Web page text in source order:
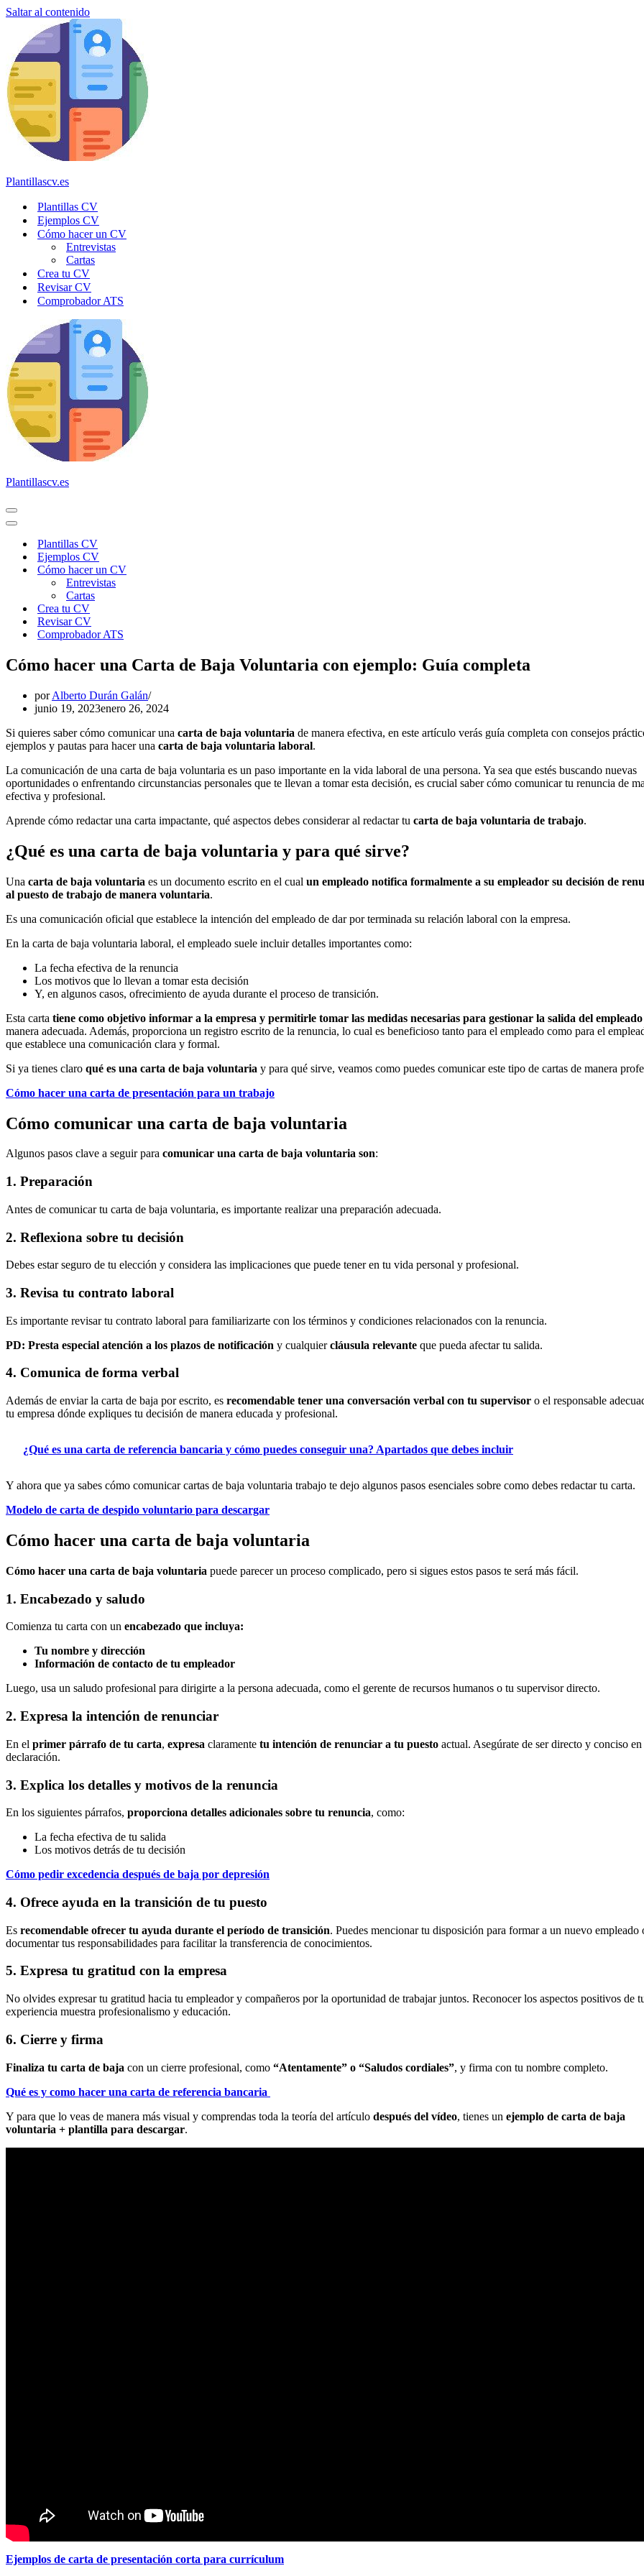
Saltar al contenido
Plantillascv.es
Plantillas CV
Ejemplos CV
Cómo hacer un CV
Entrevistas
Cartas
Crea tu CV
Revisar CV
Comprobador ATS
Plantillascv.es
Menú
de
Menú
navegaciónPlantillas CV
Ejemplos CV
Cómo hacer un CV
Entrevistas
Cartas
Crea tu CV
Revisar CV
Comprobador ATS
Cómo hacer una Carta de Baja Voluntaria con ejemplo: Guía completa
porAlberto Durán Galán
junio 19, 2023enero 26, 2024
Si quieres saber cómo comunicar una carta de baja voluntaria de manera efectiva, en este artículo verás guía completa con consejos
ejemplos y pautas para hacer una carta de baja voluntaria laboral.
La comunicación de una carta de baja voluntaria es un paso importante en la vida laboral de una persona. Ya sea que estés buscando nuevas
oportunidades o enfrentando circunstancias personales que te llevan a tomar esta decisión, es crucial saber cómo comunicar tu renuncia de
efectiva y profesional.
Aprende cómo redactar una carta impactante, qué aspectos debes considerar al redactar tu carta de baja voluntaria de trabajo.
¿Qué es una carta de baja voluntaria y para qué sirve?
Una carta de baja voluntaria es un documento escrito en el cual un empleado notifica formalmente a su empleador su decisión de
al puesto de trabajo de manera voluntaria.
Es una comunicación oficial que establece la intención del empleado de dar por terminada su relación laboral con la empresa.
En la carta de baja voluntaria laboral, el empleado suele incluir detalles importantes como:
La fecha efectiva de la renuncia
Los motivos que lo llevan a tomar esta decisión
Y, en algunos casos, ofrecimiento de ayuda durante el proceso de transición.
Esta carta tiene como objetivo informar a la empresa y permitirle tomar las medidas necesarias para gestionar la salida del empleado
manera adecuada. Además, proporciona un registro escrito de la renuncia, lo cual es beneficioso tanto para el empleado como para el
que establece una comunicación clara y formal.
Si ya tienes claro qué es una carta de baja voluntaria y para qué sirve, veamos como puedes comunicar este tipo de cartas de manera
Cómo hacer una carta de presentación para un trabajo
Cómo comunicar una carta de baja voluntaria
Algunos pasos clave a seguir para comunicar una carta de baja voluntaria son:
1. Preparación
Antes de comunicar tu carta de baja voluntaria, es importante realizar una preparación adecuada.
2. Reflexiona sobre tu decisión
Debes estar seguro de tu elección y considera las implicaciones que puede tener en tu vida personal y profesional.
3. Revisa tu contrato laboral
Es importante revisar tu contrato laboral para familiarizarte con los términos y condiciones relacionados con la renuncia.
PD: Presta especial atención a los plazos de notificación y cualquiercláusula relevante que pueda afectar tu salida.
4. Comunica de forma verbal
Además de enviar la carta de baja por escrito, es recomendable tener una conversación verbal con tu supervisor o el responsable
tu empresa dónde expliques tu decisión de manera educada y profesional.
¿Qué es una carta de referencia bancaria y cómo puedes conseguir una? Apartados que debes incluir
Y ahora que ya sabes cómo comunicar cartas de baja voluntaria trabajo te dejo algunos pasos esenciales sobre como debes redactar tu carta.
Modelo de carta de despido voluntario para descargar
Cómo hacer una carta de baja voluntaria
Cómo hacer una carta de baja voluntaria puede parecer un proceso complicado, pero si sigues estos pasos te será más fácil.
1. Encabezado y saludo
Comienza tu carta con un encabezado que incluya:
Tu nombre y dirección
Información de contacto de tu empleador
Luego, usa un saludo profesional para dirigirte a la persona adecuada, como el gerente de recursos humanos o tu supervisor directo.
2. Expresa la intención de renunciar
En el primer párrafo de tu carta, expresa claramente tu intención de renunciar a tu puesto actual. Asegúrate de ser directo y conciso
declaración.
3. Explica los detalles y motivos de la renuncia
En los siguientes párrafos, proporciona detalles adicionales sobre tu renuncia, como:
La fecha efectiva de tu salida
Los motivos detrás de tu decisión
Cómo pedir excedencia después de baja por depresión
4. Ofrece ayuda en la transición de tu puesto
Es recomendable ofrecer tu ayuda durante el período de transición. Puedes mencionar tu disposición para formar a un nuevo empleado
documentar tus responsabilidades para facilitar la transferencia de conocimientos.
5. Expresa tu gratitud con la empresa
No olvides expresar tu gratitud hacia tu empleador y compañeros por la oportunidad de trabajar juntos. Reconocer los aspectos positivos de
experiencia muestra profesionalismo y educación.
6. Cierre y firma
Finaliza tu carta de baja con un cierre profesional, como “Atentamente” o “Saludos cordiales”, y firma con tu nombre completo.
Qué es y como hacer una carta de referencia bancaria
Y para que lo veas de manera más visual y comprendas toda la teoría del artículo después del vídeo, tienes un ejemplo de carta de baja
voluntaria + plantilla para descargar.
Ejemplos de carta de presentación corta para currículum